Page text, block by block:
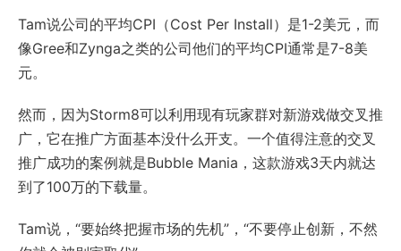
Tam说公司的平均CPI（Cost Per Install）是1-2美元，而
像Gree和Zynga之类的公司他们的平均CPI通常是7-8美
元。
然而，因为Storm8可以利用现有玩家群对新游戏做交叉推
广，它在推广方面基本没什么开支。一个值得注意的交叉
推广成功的案例就是Bubble Mania，这款游戏3天内就达
到了100万的下载量。
Tam说，“要始终把握市场的先机”，“不要停止创新，不然